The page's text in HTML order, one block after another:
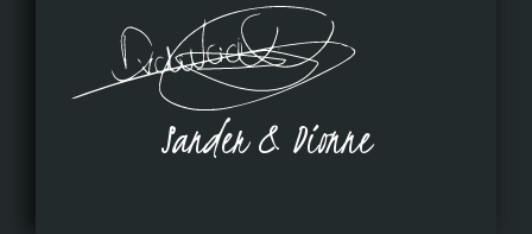
Sander & Dionne